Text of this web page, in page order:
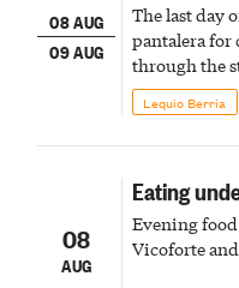
08 AUG
09 AUG
The last day
pantalera for
through the
fireworks
Lequio Berria
08
AUG
Eating
Evening
Vicoforte